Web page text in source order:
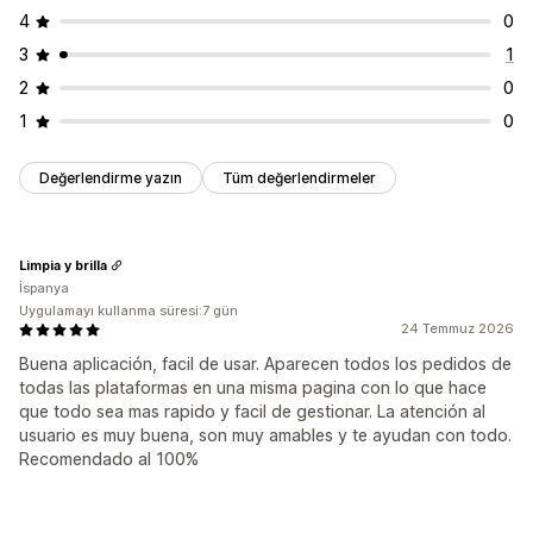
4
0
3
1
2
0
1
0
Değerlendirme yazın Tüm değerlendirmeler
24 Temmuz 2026
Buena aplicación, facil de usar. Aparecen todos los pedidos de
todas las plataformas en una misma pagina con lo que hace
que todo sea mas rapido y facil de gestionar. La atención al
usuario es muy buena, son muy amables y te ayudan con todo.
Recomendado al 100%
Limpia y brilla
İspanya
Uygulamayı kullanma süresi:7 gün